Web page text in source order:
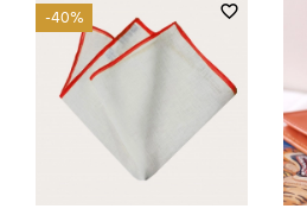
favorite_border
-40%